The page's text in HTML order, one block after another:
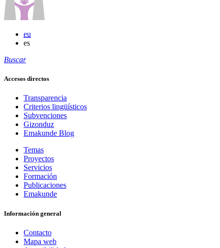
eu
es
Buscar
Accesos directos
Transparencia
Criterios lingüísticos
Subvenciones
Gizonduz
Emakunde Blog
Temas
Proyectos
Servicios
Formación
Publicaciones
Emakunde
Información general
Contacto
Mapa web